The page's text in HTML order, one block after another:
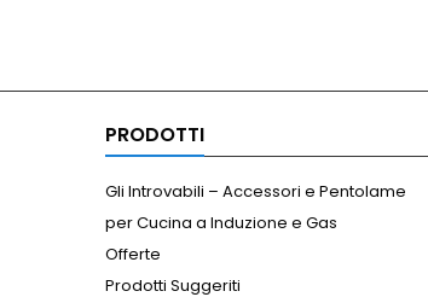
PRODOTTI
Gli Introvabili – Accessori e Pentolame
per Cucina a Induzione e Gas
Offerte
Prodotti Suggeriti